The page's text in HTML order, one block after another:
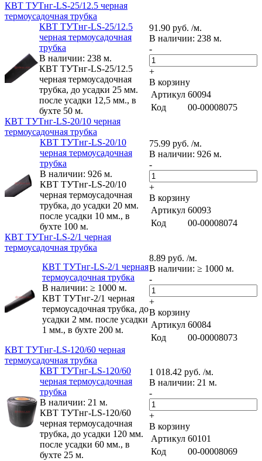
КВТ ТУТнг-LS-25/12.5 черная
термоусадочная трубка
КВТ ТУТнг-LS-25/12.5
черная термоусадочная
трубка
В наличии: 238 м.
КВТ ТУТнг-LS-25/12.5
черная термоусадочная
трубка, до усадки 25 мм.
после усадки 12,5 мм., в
бухте 50 м.
91.90 руб. /м.
В наличии: 238 м.
-
+
В корзину
Артикул 60094
Код
00-00008075
КВТ ТУТнг-LS-20/10 черная
термоусадочная трубка
КВТ ТУТнг-LS-20/10
черная термоусадочная
трубка
В наличии: 926 м.
КВТ ТУТнг-LS-20/10
черная термоусадочная
трубка, до усадки 20 мм.
после усадки 10 мм., в
бухте 100 м.
75.99 руб. /м.
В наличии: 926 м.
-
+
В корзину
Артикул 60093
Код
00-00008074
КВТ ТУТнг-LS-2/1 черная
термоусадочная трубка
КВТ ТУТнг-LS-2/1 черная
термоусадочная трубка
В наличии: ≥ 1000 м.
КВТ ТУТнг-2/1 черная
термоусадочная трубка, до
усадки 2 мм. после усадки
1 мм., в бухте 200 м.
8.89 руб. /м.
В наличии: ≥ 1000 м.
-
+
В корзину
Артикул 60084
Код
00-00008073
КВТ ТУТнг-LS-120/60 черная
термоусадочная трубка
КВТ ТУТнг-LS-120/60
черная термоусадочная
трубка
В наличии: 21 м.
КВТ ТУТнг-LS-120/60
черная термоусадочная
трубка, до усадки 120 мм.
после усадки 60 мм., в
бухте 25 м.
1 018.42 руб. /м.
В наличии: 21 м.
-
+
В корзину
Артикул 60101
Код
00-00008069